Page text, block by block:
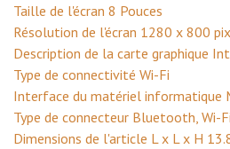
Taille de l'écran ‎8 Pouces
Résolution de l'écran ‎1280 x 800
Description de la carte graphique
Type de connectivité ‎Wi-Fi
Interface du matériel informatique
Type de connecteur ‎Bluetooth, Wi-Fi
Dimensions de l'article L x L x H